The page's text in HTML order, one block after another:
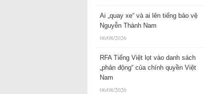
Ai „quay xe“ và ai lên tiếng bảo vệ
Nguyễn Thành Nam
06/08/2026
RFA Tiếng Việt lọt vào danh sách
„phản động“ của chính quyền Việt
Nam
06/08/2026